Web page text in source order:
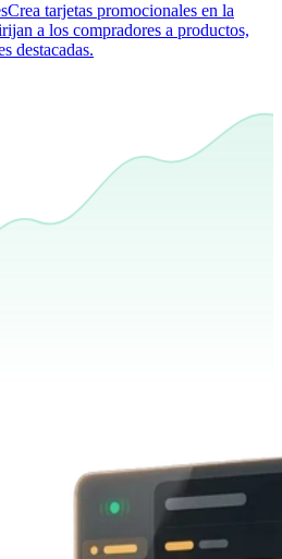
Crea tarjetas promocionales en la
a los compradores a productos,
destacadas.